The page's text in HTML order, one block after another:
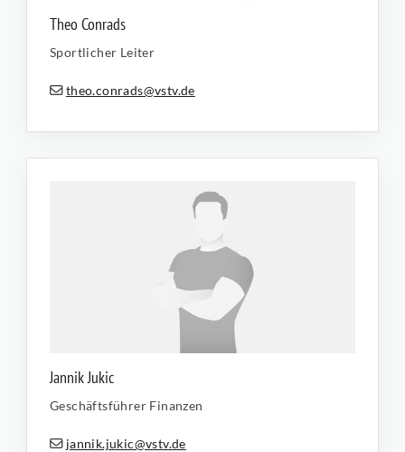
Theo Conrads
Sportlicher Leiter
theo.conrads@vstv.de
Jannik Jukic
Geschäftsführer Finanzen
jannik.jukic@vstv.de